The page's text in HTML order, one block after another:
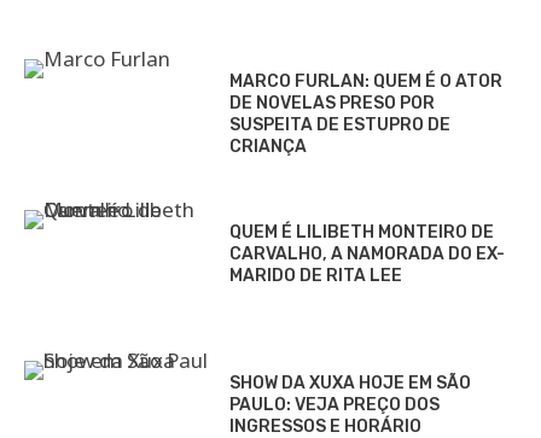
MARCO FURLAN: QUEM É O ATOR
DE NOVELAS PRESO POR
SUSPEITA DE ESTUPRO DE
CRIANÇA
QUEM É LILIBETH MONTEIRO DE
CARVALHO, A NAMORADA DO EX-
MARIDO DE RITA LEE
SHOW DA XUXA HOJE EM SÃO
PAULO: VEJA PREÇO DOS
INGRESSOS E HORÁRIO